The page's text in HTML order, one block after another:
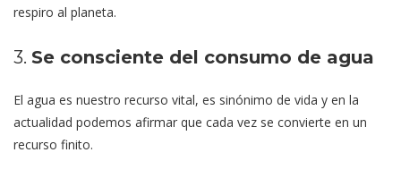
respiro al planeta.
3. Se consciente del consumo de agua
El agua es nuestro recurso vital, es sinónimo de vida y en la
actualidad podemos afirmar que cada vez se convierte en un
recurso finito.